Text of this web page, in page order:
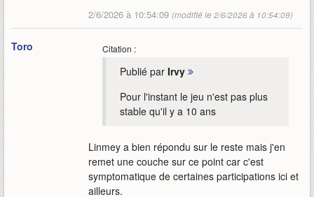
2/6/2026 à 10:54:09 (modifié le 2/6/2026 à 10:54:09)
Toro Citation :
Publié par Irvy
Pour l'instant le jeu n'est pas plus
stable qu'il y a 10 ans
Linmey a bien répondu sur le reste mais j'en
remet une couche sur ce point car c'est
symptomatique de certaines participations ici et
ailleurs.